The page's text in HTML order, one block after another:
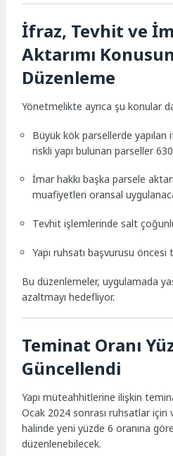
İfraz, Tevhit ve
Aktarımı
Düzenleme
Yönetmelikte ayrıca şu konular
Büyük kök parsellerde yapılan
riskli yapı bulunan parseller
İmar hakkı başka parsele
muafiyetleri oransal
Tevhit işlemlerinde salt
Yapı ruhsatı başvurusu
Bu düzenlemeler, uygulamada
azaltmayı hedefliyor.
Teminat Oranı
Güncellendi
Yapı müteahhitlerine ilişkin
Ocak 2024 sonrası ruhsatlar
halinde yeni yüzde 6 oranına
düzenlenebilecek.